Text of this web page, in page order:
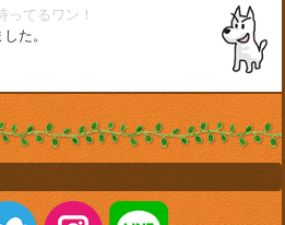
ってるワン！
た。